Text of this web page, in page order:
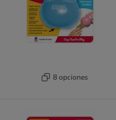
8 opciones